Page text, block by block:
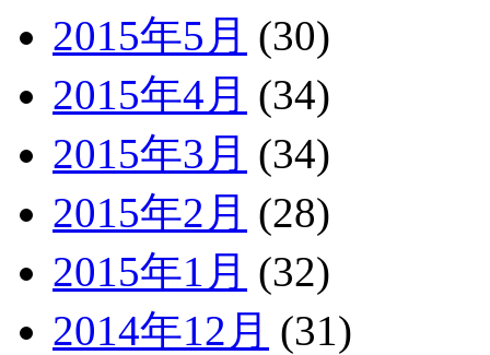
2015年5月 (30)
2015年4月 (34)
2015年3月 (34)
2015年2月 (28)
2015年1月 (32)
2014年12月 (31)